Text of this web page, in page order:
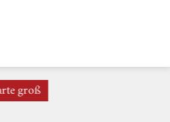
groß